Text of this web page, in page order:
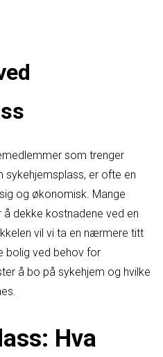
som trenger
er ofte en
og økonomisk. Mange
dekke kostnadene ved en
vil vi ta en nærmere titt
bolig ved behov for
å bo på sykehjem og hvilke
Hva